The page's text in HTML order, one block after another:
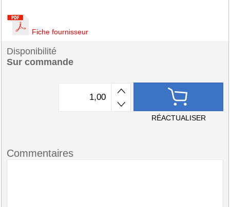
Fiche fournisseur
Disponibilité
Sur commande
RÉACTUALISER
Commentaires